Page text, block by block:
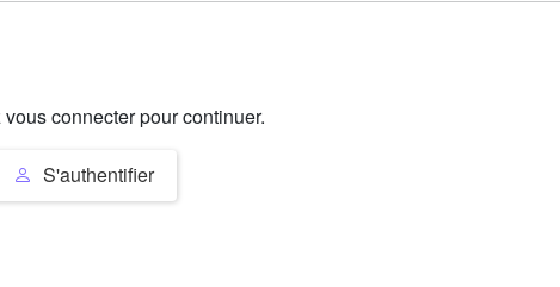
connecter pour continuer.
S'authentifier